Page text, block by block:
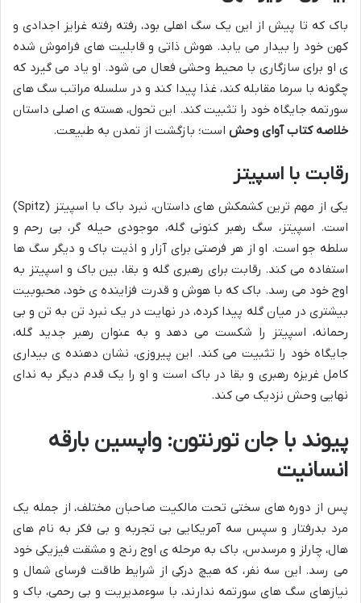
باک که تا پیش از این یک سگ اهلی بود، رفته رفته غرایز اجدادی و
کهن خود را بیدار می یابد. هوش ذاتی و قابلیت های فراموش شده
ی او برای سازگاری با محیط وحشی فعال می شود. او یاد می گیرد که
چگونه با سرما مقابله کند، غذا پیدا کند و در سلسله مراتب سگ های
سورتمه جایگاه خود را تثبیت کند. این تحول، هسته ی اصلی داستان
خلاصه کتاب آوای وحش است؛ بازگشت از تمدن به طبیعت.
رقابت با اسپیتز
یکی از مهم ترین کشمکش های داستان، نبرد باک با اسپیتز (Spitz)
است. اسپیتز، سگ رهبر کنونی گله، موجودی حیله گر، بی رحم و
سلطه جو است. او از هر فرصتی برای آزار و اذیت باک و دیگر سگ ها
استفاده می کند. رقابت برای رهبری گله و بقا، بین باک و اسپیتز به
اوج خود می رسد. باک که با هوش و قدرت فزاینده ی خود، محبوبیت
بیشتری در میان گله پیدا کرده، در نهایت در یک نبرد تن به تن و بی
رحمانه، اسپیتز را شکست می دهد و به عنوان رهبر جدید گله،
جایگاه خود را تثبیت می کند. این پیروزی، نشان دهنده ی بیداری
کامل غریزه رهبری و بقا در باک است و او را یک قدم دیگر به ندای
نهایی وحش نزدیک می کند.
پیوند با جان تورنتون: واپسین بارقه
انسانیت
پس از دوره های سختی تحت مالکیت صاحبان مختلف، از جمله یک
مرد بدرفتار و سپس سه آمریکایی بی تجربه و بی فکر به نام های
هال، چارلز و مرسدس، باک به مرحله ی اوج رنج و مشقت فیزیکی خود
می رسد. این سه نفر، که هیچ درکی از شرایط طاقت فرسای شمال و
نیازهای سگ های سورتمه ندارند، با سوءمدیریت و بی رحمی، باک و